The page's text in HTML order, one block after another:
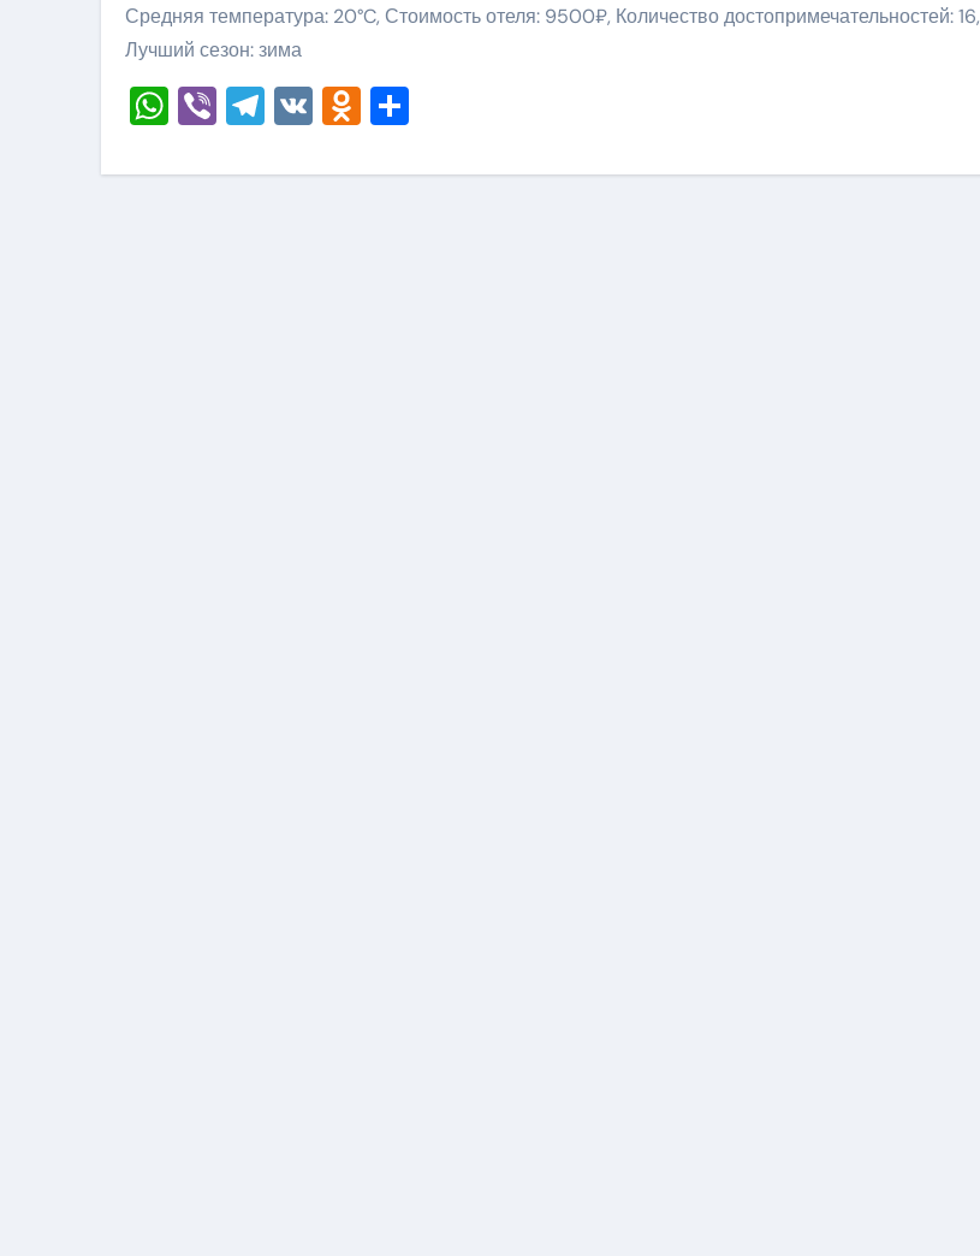
Средняя температура: 20°C, Стоимость отеля: 9500₽, Количество достопримечательностей: 16,
Лучший сезон: зима
WhatsApp
ViberTelegram
VKOdnoklassniki